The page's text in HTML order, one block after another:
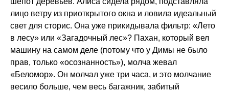
лицо ветру из приоткрытого окна и ловила идеальный
свет для сторис. Она уже прикидывала фильтр: «Лето
в лесу» или «Загадочный лес»? Пахан, который вел
машину на самом деле (потому что у Димы не было
прав, только «осознанность»), молча жевал
«Беломор». Он молчал уже три часа, и это молчание
весило больше, чем весь багажник, забитый